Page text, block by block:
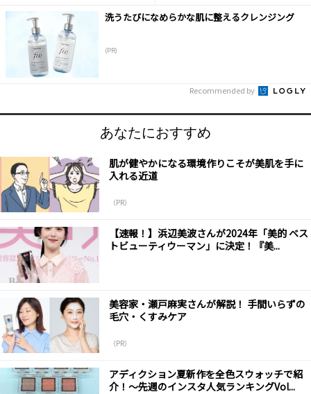
洗うたびになめらかな肌に整えるクレンジング
(PR)
Recommended by
あなたにおすすめ
肌が健やかになる環境作りこそが美肌を手に
入れる近道
（PR）
【速報！】浜辺美波さんが2024年「美的 ベス
トビューティウーマン」に決定！『美...
美容家・瀬戸麻実さんが解説！ 手間いらずの
毛穴・くすみケア
（PR）
アディクション夏新作を全色スウォッチで紹
介！～先週のインスタ人気ランキングVol...